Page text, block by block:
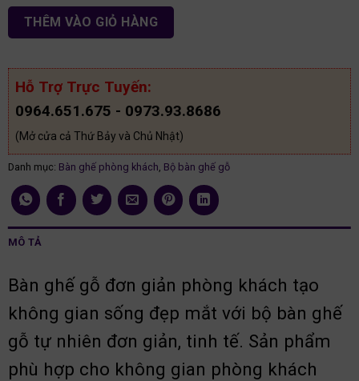
THÊM VÀO GIỎ HÀNG
Hỗ Trợ Trực Tuyến:
0964.651.675 - 0973.93.8686
(Mở cửa cả Thứ Bảy và Chủ Nhật)
Danh mục: Bàn ghế phòng khách Bộ bàn ghế gỗ
MÔ TẢ
Bàn ghế gỗ đơn giản phòng khách tạo
không gian sống đẹp mắt với bộ bàn ghế
gỗ tự nhiên đơn giản, tinh tế. Sản phẩm
phù hợp cho không gian phòng khách